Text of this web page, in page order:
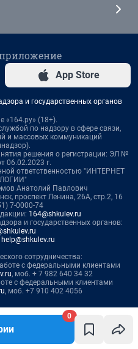
0
App Store
и государственных органов
«164.ру» (18+).
по надзору в сфере связи,
и массовых коммуникаций
решения о регистрации: ЭЛ №
06.02.2023 г.
ответственностью "ИНТЕРНЕТ
Анатолий Павлович
проспект Ленина, 26А, стр.2, 16
7-0000-74
164@shkulev.ru
и государственных органов:
help@shkulev.ru
сотрудничества:
с федеральными клиентами
, моб. + 7 982 640 34 32
с федеральными клиентами
, моб. +7 910 402 4056
за достоверность
рекламных объявлениях.